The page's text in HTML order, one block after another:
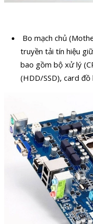
Bo mạch chủ
truyền tải tín hiệu
bao gồm bộ xử lý
(HDD/SSD), card đồ